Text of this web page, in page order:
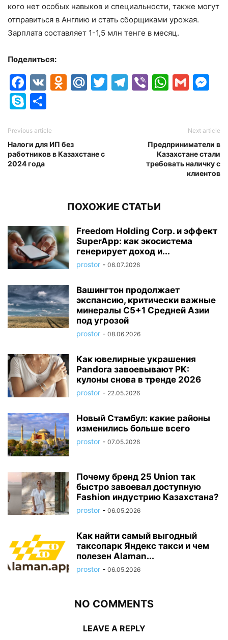
кого нет особых навыков и специальности, также могут
отправиться в Англию и стать сборщиками урожая.
Зарплата составляет 1-1,5 млн тенге в месяц.
Поделиться:
Facebook
VK Odnoklassniki
Mail.Ru
Twitter
Telegram
Viber
Skype
Previous article
Налоги для ИП без
работников в Казахстане с
2024 года
Next article
Предприниматели в
Казахстане стали
требовать наличку с
клиентов
ПОХОЖИЕ СТАТЬИ
Freedom Holding Corp. и эффект
SuperApp: как экосистема
генерирует доход и...
prostor - 06.07.2026
Вашингтон продолжает
экспансию, критически важные
минералы C5+1 Средней Азии
под угрозой
prostor - 08.06.2026
Как ювелирные украшения
Pandora завоевывают РК:
кулоны снова в тренде 2026
prostor - 22.05.2026
Новый Стамбул: какие районы
изменились больше всего
prostor - 07.05.2026
Почему бренд 25 Union так
быстро завоевал доступную
Fashion индустрию Казахстана?
prostor - 06.05.2026
Как найти самый выгодный
таксопарк Яндекс такси и чем
полезен Alaman...
prostor - 06.05.2026
NO COMMENTS
LEAVE A REPLY